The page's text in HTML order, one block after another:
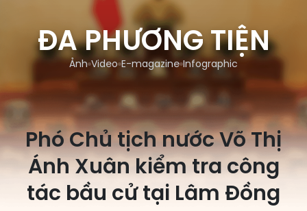
Phỏng vấn - Nhận định
Ý kiến cử tri
Người đại biểu nhân dân
Tin nổi bật
Dư luận quốc tế
Hỏi đáp bầu cử
Bầu cử địa phương
ĐA PHƯƠNG TIỆN
Ảnh
Video
E-magazine
Infographic
DÀNH CHO BÁO CHÍ
MẠNG XÃ HỘI
SỐ LIỆU BẦU CỬ
Cử tri tham gia bầu cử
Tổng số đại biểu quốc hội
Nữ đại biểu Quốc hội
ĐA PHƯƠNG TIỆN
Ảnh Video E-magazine Infographic
Phó Chủ tịch nước Võ Thị
Ánh Xuân kiểm tra công
tác bầu cử tại Lâm Đồng